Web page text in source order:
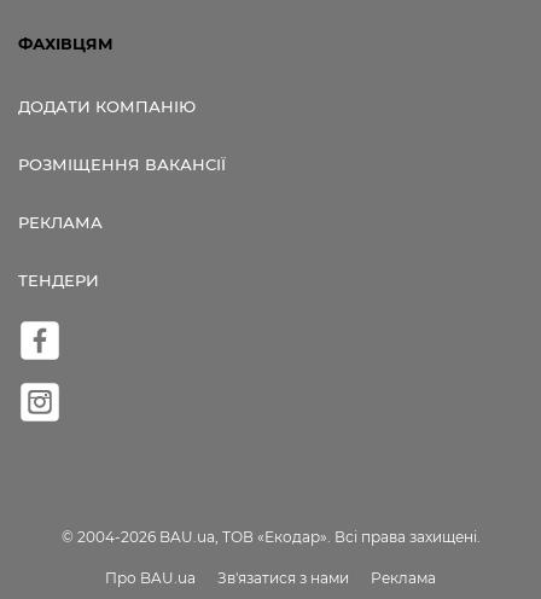
ФАХІВЦЯМ
ДОДАТИ КОМПАНІЮ
РОЗМІЩЕННЯ ВАКАНСІЇ
РЕКЛАМА
ТЕНДЕРИ
© 2004-2026 BAU.ua, ТОВ «Екодар». Всі права захищені.
Про BAU.ua Зв'язатися з нами Реклама